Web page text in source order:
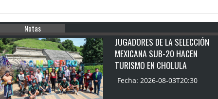
Notas
JUGADORES DE LA SELECCIÓN
MEXICANA SUB-20 HACEN
TURISMO EN CHOLULA
Fecha: 2026-08-03T20:30